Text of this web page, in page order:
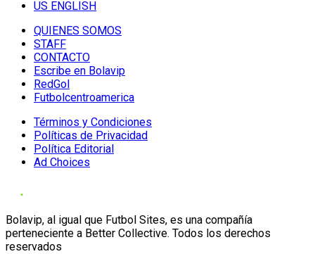
US ENGLISH
QUIENES SOMOS
STAFF
CONTACTO
Escribe en Bolavip
RedGol
Futbolcentroamerica
Términos y Condiciones
Políticas de Privacidad
Política Editorial
Ad Choices
Bolavip, al igual que Futbol Sites, es una compañía
perteneciente a Better Collective. Todos los derechos
reservados